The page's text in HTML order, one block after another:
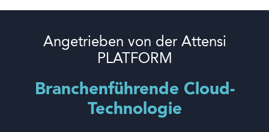
Angetrieben von der Attensi
PLATFORM
Branchenführende Cloud-
Technologie